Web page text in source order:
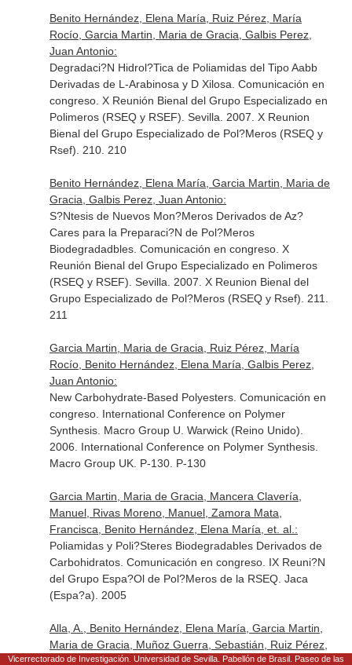
Benito Hernández, Elena María, Ruiz Pérez, María
Rocío, Garcia Martin, Maria de Gracia, Galbis Perez,
Juan Antonio:
Degradaci?N Hidrol?Tica de Poliamidas del Tipo Aabb
Derivadas de L-Arabinosa y D Xilosa. Comunicación en
congreso. X Reunión Bienal del Grupo Especializado en
Polimeros (RSEQ y RSEF). Sevilla. 2007. X Reunion
Bienal del Grupo Especializado de Pol?Meros (RSEQ y
Rsef). 210. 210
Benito Hernández, Elena María, Garcia Martin, Maria de
Gracia, Galbis Perez, Juan Antonio:
S?Ntesis de Nuevos Mon?Meros Derivados de Az?
Cares para la Preparaci?N de Pol?Meros
Biodegradadbles. Comunicación en congreso. X
Reunión Bienal del Grupo Especializado en Polimeros
(RSEQ y RSEF). Sevilla. 2007. X Reunion Bienal del
Grupo Especializado de Pol?Meros (RSEQ y Rsef). 211.
211
Garcia Martin, Maria de Gracia, Ruiz Pérez, María
Rocío, Benito Hernández, Elena María, Galbis Perez,
Juan Antonio:
New Carbohydrate-Based Polyesters. Comunicación en
congreso. International Conference on Polymer
Synthesis. Macro Group U. Warwick (Reino Unido).
2006. International Conference on Polymer Synthesis.
Macro Group UK. P-130. P-130
Garcia Martin, Maria de Gracia, Mancera Clavería,
Manuel, Rivas Moreno, Manuel, Zamora Mata,
Francisca, Benito Hernández, Elena María, et. al.:
Poliamidas y Poli?Steres Biodegradables Derivados de
Carbohidratos. Comunicación en congreso. IX Reuni?N
del Grupo Espa?Ol de Pol?Meros de la RSEQ. Jaca
(Espa?a). 2005
Alla, A., Benito Hernández, Elena María, Garcia Martin,
Maria de Gracia, Muñoz Guerra, Sebastián, Ruiz Pérez,
María Rocío:
Vicerrectorado de Investigación. Universidad de Sevilla. Pabellón de Brasil. Paseo de las